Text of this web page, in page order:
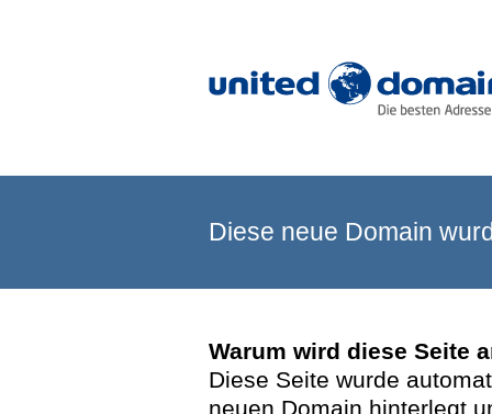
Diese neue Domain
Warum wird diese Seite
Diese Seite wurde
neuen Domain hinterlegt